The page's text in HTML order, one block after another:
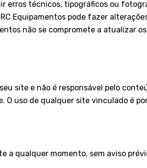
erros técnicos, tipográficos ou
Equipamentos pode fazer
não se compromete a atualizar
site e não é responsável pelo
O uso de qualquer site vinculado é
a qualquer momento, sem aviso